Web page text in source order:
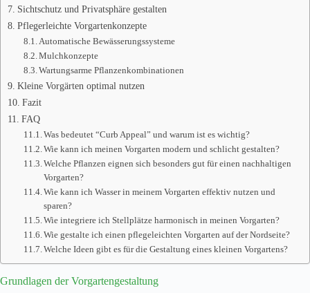
Sichtschutz und Privatsphäre gestalten
Pflegerleichte Vorgartenkonzepte
Automatische Bewässerungssysteme
Mulchkonzepte
Wartungsarme Pflanzenkombinationen
Kleine Vorgärten optimal nutzen
Fazit
FAQ
Was bedeutet “Curb Appeal” und warum ist es wichtig?
Wie kann ich meinen Vorgarten modern und schlicht gestalten?
Welche Pflanzen eignen sich besonders gut für einen nachhaltigen
Vorgarten?
Wie kann ich Wasser in meinem Vorgarten effektiv nutzen und
sparen?
Wie integriere ich Stellplätze harmonisch in meinen Vorgarten?
Wie gestalte ich einen pflegeleichten Vorgarten auf der Nordseite?
Welche Ideen gibt es für die Gestaltung eines kleinen Vorgartens?
Grundlagen der Vorgartengestaltung